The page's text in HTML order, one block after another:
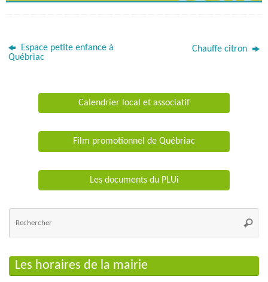
Espace petite enfance à
Québriac
Chauffe citron
Calendrier local et associatif
Film promotionnel de Québriac
Les documents du PLUi
Les horaires de la mairie